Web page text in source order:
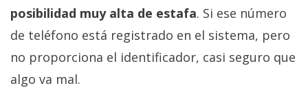
posibilidad muy alta de estafa. Si ese número
de teléfono está registrado en el sistema, pero
no proporciona el identificador, casi seguro que
algo va mal.